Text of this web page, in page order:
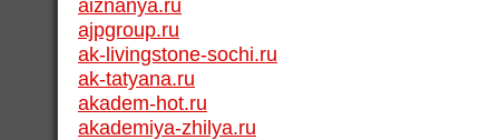
aiznanya.ru
ajpgroup.ru
ak-livingstone-sochi.ru
ak-tatyana.ru
akadem-hot.ru
akademiya-zhilya.ru